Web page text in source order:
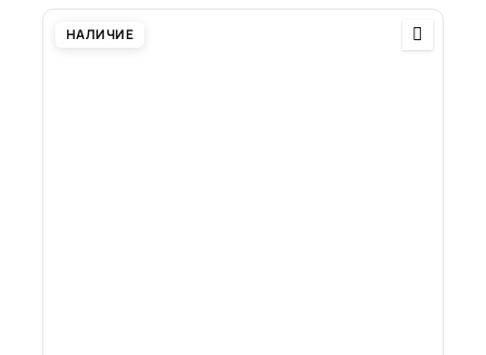
НАЛИЧИЕ